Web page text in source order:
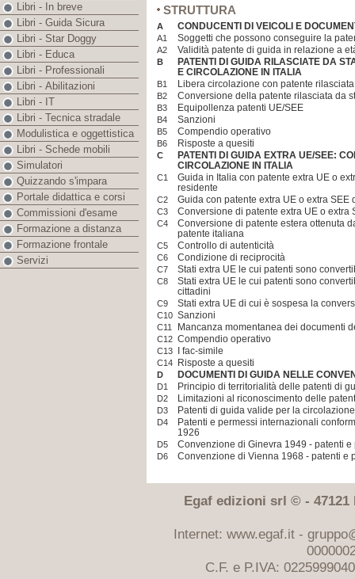
STRUTTURA
A CONDUCENTI DI VEICOLI E
A1 Soggetti che possono conseguire la
A2 Validità patente di guida in relazione a
B
PATENTI DI GUIDA RILASCIATE DA
E CIRCOLAZIONE IN ITALIA
B1 Libera circolazione con patente
B2 Conversione della patente rilasciata da
B3 Equipollenza patenti UE/SEE
B4 Sanzioni
B5 Compendio operativo
B6 Risposte a quesiti
C
PATENTI DI GUIDA EXTRA UE/SEE:
CIRCOLAZIONE IN ITALIA
C1
Guida in Italia con patente extra UE o
residente
C2 Guida con patente extra UE o extra SEE
C3 Conversione di patente extra UE o extra
C4
Conversione di patente estera ottenuta
patente italiana
C5 Controllo di autenticità
C6 Condizione di reciprocità
C7 Stati extra UE le cui patenti sono
C8
Stati extra UE le cui patenti sono
cittadini
C9 Stati extra UE di cui è sospesa la
C10 Sanzioni
C11 Mancanza momentanea dei documenti
C12 Compendio operativo
C13 I fac-simile
C14 Risposte a quesiti
D DOCUMENTI DI GUIDA NELLE
D1 Principio di territorialità delle patenti di
D2 Limitazioni al riconoscimento delle
D3 Patenti di guida valide per la
D4
Patenti e permessi internazionali
1926
D5 Convenzione di Ginevra 1949 - patenti
D6 Convenzione di Vienna 1968 - patenti e
Egaf edizioni srl © - 47121
Internet: www.egaf.it -
C.F. e P.IVA:
Libri - In breve
Libri - Guida Sicura
Libri - Star Doggy
Libri - Educa
Libri - Professionali
Libri - Abilitazioni
Libri - IT
Libri - Tecnica stradale
Modulistica e oggettistica
Libri - Schede mobili
Simulatori
Quizzando s'impara
Portale didattica e corsi
Commissioni d'esame
Formazione a distanza
Formazione frontale
Servizi